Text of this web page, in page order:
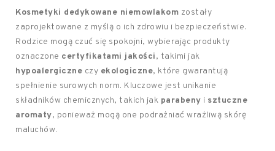
Kosmetyki dedykowane niemowlakom zostały
zaprojektowane z myślą o ich zdrowiu i bezpieczeństwie.
Rodzice mogą czuć się spokojni, wybierając produkty
oznaczone certyfikatami jakości, takimi jak
hypoalergiczne czy ekologiczne, które gwarantują
spełnienie surowych norm. Kluczowe jest unikanie
składników chemicznych, takich jak parabeny i sztuczne
aromaty, ponieważ mogą one podrażniać wrażliwą skórę
maluchów.